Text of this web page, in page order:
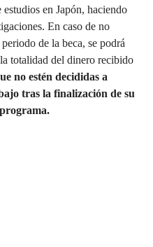
en Japón, haciendo
En caso de no
de la beca, se podrá
totalidad del dinero recibido
no estén decididas a
tras la finalización de su